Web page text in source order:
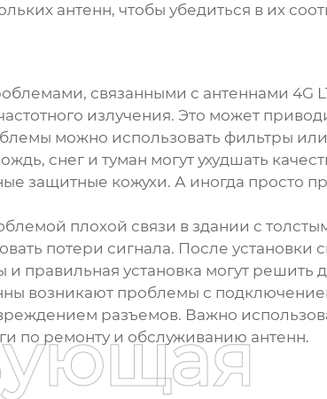
антенн, чтобы убедиться в их
связанными с антеннами 4G
излучения. Это может
можно использовать фильтры
снег и туман могут ухудшать
защитные кожухи. А иногда просто
плохой связи в здании с
потери сигнала. После установки
и правильная установка могут
возникают проблемы с
разъемов. Важно
по ремонту и обслуживанию антенн.